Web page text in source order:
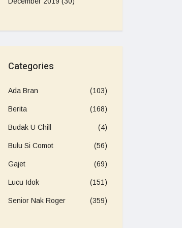
SENIOR NAK ROGER
selfie dan sos med
Categories
Ada Bran (103)
Berita (168)
Budak U Chill (4)
Bulu Si Comot (56)
Gajet (69)
Lucu Idok (151)
Senior Nak Roger (359)